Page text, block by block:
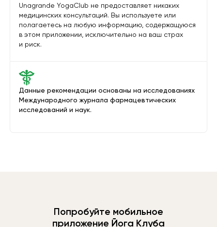
Данные рекомендации основаны на исследованиях
Международного журнала фармацевтических
исследований и наук.
Unagrande YogaClub не предоставляет никаких
медицинских консультаций. Вы используете или
полагаетесь на любую информацию, содержащуюся
в этом приложении, исключительно на ваш страх
и риск.
Попробуйте мобильное
приложение Йога Клуба